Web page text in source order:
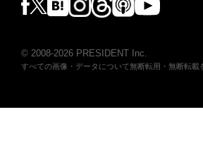
© 2008-2026 PRESIDENT Inc.
すべての画像・データについて無断転用・無断転載